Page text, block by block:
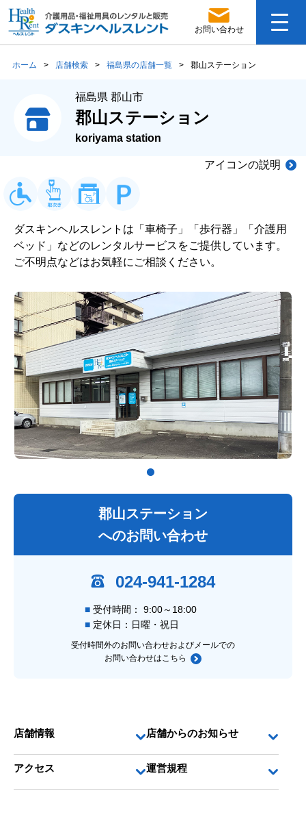
お問い合わせ
ホーム > 店舗検索 > 福島県の店舗一覧 > 郡山ステーション
福島県 郡山市
郡山ステーション
koriyama station
アイコンの説明
ダスキンヘルスレントは「車椅子」「歩行器」「介護用
ベッド」などのレンタルサービスをご提供しています。
ご不明点などはお気軽にご相談ください。
郡山ステーション
へのお問い合わせ
024-941-1284
受付時間： 9:00～18:00
定休日：日曜・祝日
受付時間外のお問い合わせおよびメールでの
お問い合わせは こちら
店舗情報 店舗からのお知らせ
アクセス 運営規程